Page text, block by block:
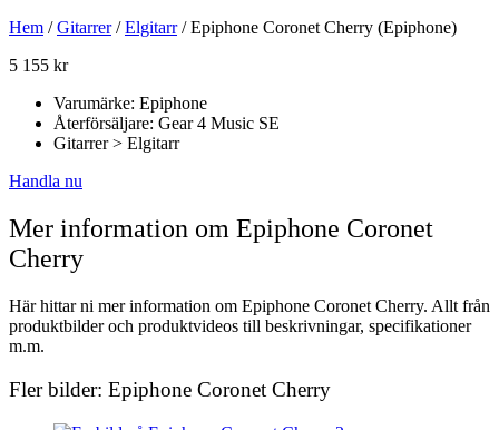
Hem /Gitarrer/Elgitarr/ Epiphone Coronet Cherry (Epiphone)
5 155 kr
Varumärke: Epiphone
Återförsäljare: Gear 4 Music SE
Gitarrer > Elgitarr
Handla nu
Mer information om Epiphone Coronet
Cherry
Här hittar ni mer information om Epiphone Coronet Cherry. Allt från
produktbilder och produktvideos till beskrivningar, specifikationer
m.m.
Fler bilder: Epiphone Coronet Cherry